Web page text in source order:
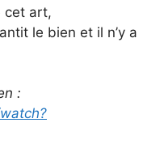
cet art,
le bien et il n’y a
: